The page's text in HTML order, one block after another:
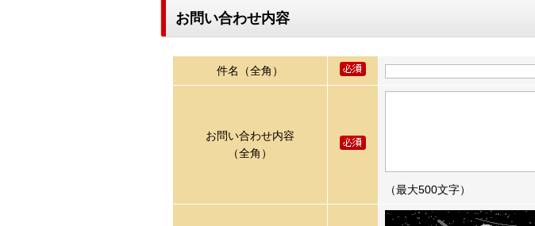
お問い合わせ内容
件名（全角）
お問い合わせ内容
（全角）
（最大500文字）